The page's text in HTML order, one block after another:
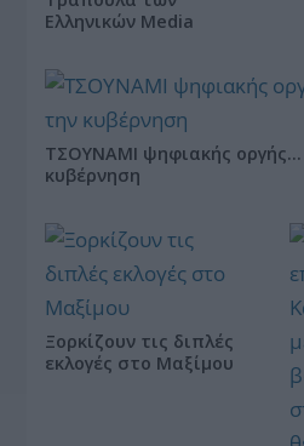
Ελληνικών Media
ΤΣΟΥΝΑΜΙ ψηφιακής
κυβέρνηση
Ξορκίζουν τις διπλές
εκλογές στο Μαξίμου